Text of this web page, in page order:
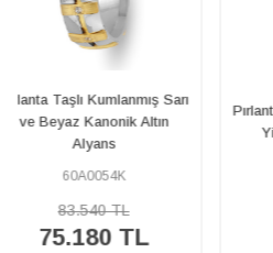
Pırlanta Sıra Taşlı Beyaz Altın
60A0289K
91.730 TL
82.560 TL